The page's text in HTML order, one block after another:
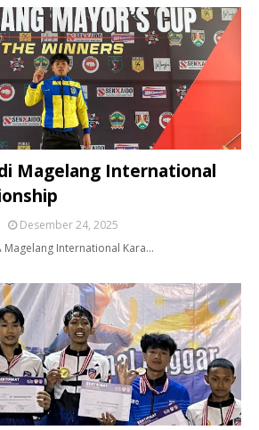
Magelang International
Desember 24, 2025
Magelang International Kara…